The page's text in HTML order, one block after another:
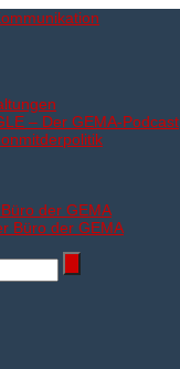
– Der GEMA-Podcast
der GEMA
Büro der GEMA